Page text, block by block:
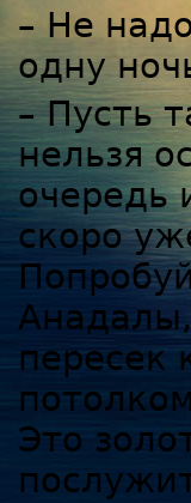
– Не
одну
– Пусть
нельзя
очередь
скоро
пересек
Это